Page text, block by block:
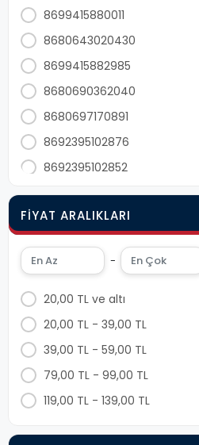
8699415880011
8680643020430
8699415882985
8680690362040
8680697170891
8692395102876
8692395102852
8699415881261
8680697170907
8680697170914
8692395102869
8680643020461
8699415883012
8680690361050
8692395102838
8692395102814
FIYAT ARALIKLARI
-
20,00 TL ve altı
20,00 TL - 39,00 TL
39,00 TL - 59,00 TL
79,00 TL - 99,00 TL
119,00 TL - 139,00 TL